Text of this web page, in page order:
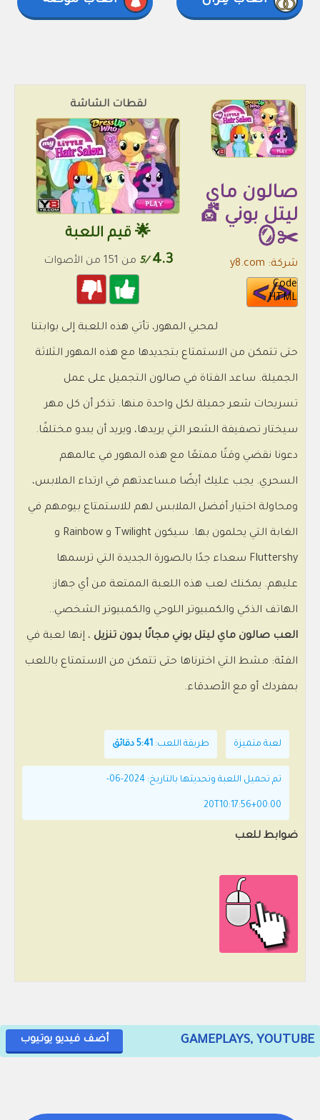
لقطات الشاشة
🌟 قيم اللعبة
4.3
/5 من 151 من الأصوات
صالون ماي
ليتل بوني 💇
✂️🪞
شركة: y8.com
Code
HTML
لمحبي المهور، تأتي هذه اللعبة إلى بوابتنا
حتى تتمكن من الاستمتاع بتجديدها مع هذه المهور الثلاثة
الجميلة. ساعد الفتاة في صالون التجميل على عمل
تسريحات شعر جميلة لكل واحدة منها. تذكر أن كل مهر
سيختار تصفيفة الشعر التي يريدها، ويريد أن يبدو مختلفًا.
دعونا نقضي وقتًا ممتعًا مع هذه المهور في عالمهم
السحري. يجب عليك أيضًا مساعدتهم في ارتداء الملابس،
ومحاولة اختيار أفضل الملابس لهم للاستمتاع بيومهم في
الغابة التي يحلمون بها. سيكون Twilight و Rainbow و
Fluttershy سعداء جدًا بالصورة الجديدة التي ترسمها
عليهم. يمكنك لعب هذه اللعبة الممتعة من أي جهاز:
الهاتف الذكي والكمبيوتر اللوحي والكمبيوتر الشخصي..
العب صالون ماي ليتل بوني مجانًا بدون تنزيل ، إنها لعبة في
الفئة: مشط التي اخترناها حتى تتمكن من الاستمتاع باللعب
بمفردك أو مع الأصدقاء.
لعبة متميزة طريقة اللعب: 5:41 دقائق
تم تحميل اللعبة وتحديثها بالتاريخ: 2024-06-
20T10:17:56+00:00
ضوابط للعب
GAMEPLAYS, YOUTUBE أضف فيديو يوتيوب